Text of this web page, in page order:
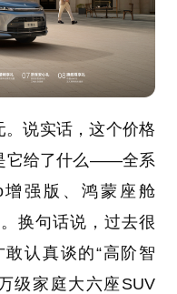
。说实话，这个价格
它给了什么——全系
增强版、鸿蒙座舱
换句话说，过去很
认真谈的“高阶智
级家庭大六座SUV